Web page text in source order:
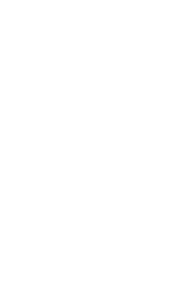
وإرضاء
التوصيل.